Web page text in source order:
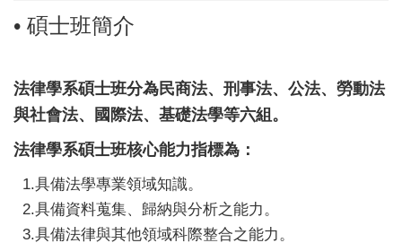
• 碩士班簡介
法律學系碩士班分為民商法、刑事法、公法、勞動法
與社會法、國際法、基礎法學等六組。
法律學系碩士班核心能力指標為：
1.具備法學專業領域知識。
2.具備資料蒐集、歸納與分析之能力。
3.具備法律與其他領域科際整合之能力。